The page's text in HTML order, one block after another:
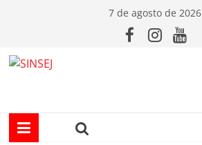
conteúdo
7 de agosto de 2026
I